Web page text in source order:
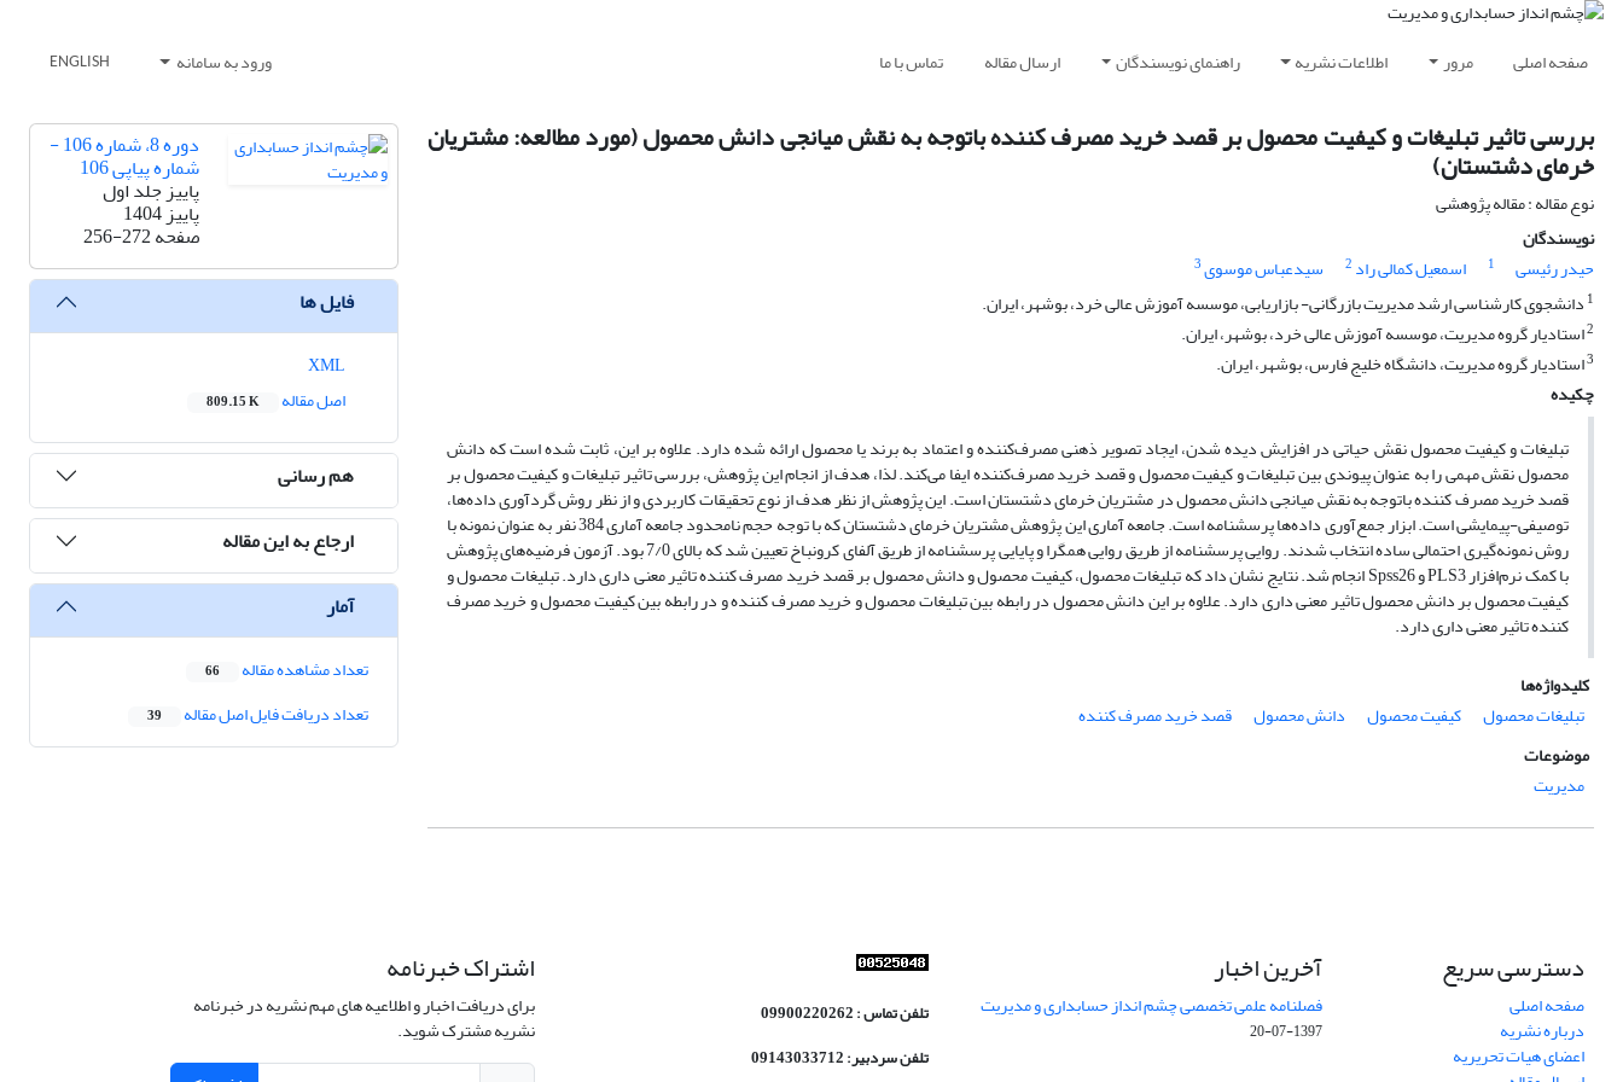
صفحه اصلی مرور اطلاعات نشریه راهنمای نویسندگان ارسال مقاله تماس با ما ورود به سامانه ENGLISH
بررسی تاثیر تبلیغات و کیفیت محصول بر قصد خرید مصرف کننده باتوجه به نقش میانجی دانش محصول (مورد مطالعه: مشتریان
خرمای دشتستان)
نوع مقاله : مقاله پژوهشی
نویسندگان
حیدر رئیسی
1 اسمعیل کمالی راد 2 سیدعباس موسوی3
1 دانشجوی کارشناسی ارشد مدیریت بازرگانی- بازاریابی، موسسه آموزش عالی خرد، بوشهر، ایران.
2استادیار گروه مدیریت، موسسه آموزش عالی خرد، بوشهر، ایران.
3استادیار گروه مدیریت، دانشگاه خلیج فارس، بوشهر، ایران.
چکیده
تبلیغات و کیفیت محصول نقش حیاتی در افزایش دیده شدن، ایجاد تصویر ذهنی مصرف‌کننده و اعتماد به برند یا محصول ارائه شده دارد. علاوه بر این، ثابت شده است که دانش
محصول نقش مهمی را به عنوان پیوندی بین تبلیغات و کیفیت محصول و قصد خرید مصرف‌کننده ایفا می‌کند. لذا، هدف از انجام این پژوهش، بررسی تاثیر تبلیغات و کیفیت محصول بر
قصد خرید مصرف کننده باتوجه به نقش میانجی دانش محصول در مشتریان خرمای دشتستان است. این پژوهش از نظر هدف از نوع تحقیقات کاربردی و از نظر روش گردآوری داده‌ها،
توصیفی-پیمایشی است. ابزار جمع‌آوری داده‌ها پرسشنامه است. جامعه آماری این پژوهش مشتریان خرمای دشتستان که با توجه حجم نامحدود جامعه آماری 384 نفر به عنوان نمونه با
روش نمونه‌گیری احتمالی ساده انتخاب شدند. روایی پرسشنامه از طریق روایی همگرا و پایایی پرسشنامه از طریق آلفای کرونباخ تعیین شد که بالای 7/0 بود. آزمون فرضیه‌های پژوهش
با کمک نرم‌افزار PLS3 و Spss26 انجام شد. نتایج نشان داد که تبلیغات محصول، کیفیت محصول و دانش محصول بر قصد خرید مصرف کننده تاثیر معنی داری دارد. تبلیغات محصول و
کیفیت محصول بر دانش محصول تاثیر معنی داری دارد. علاوه بر این دانش محصول در رابطه بین تبلیغات محصول و خرید مصرف کننده و در رابطه بین کیفیت محصول و خرید مصرف
کننده تاثیر معنی داری دارد.
کلیدواژه‌ها
تبلیغات محصول
کیفیت محصول دانش محصول
قصد خرید مصرف کننده
موضوعات
مدیریت
دوره 8، شماره 106 -
شماره پیاپی 106
پاییز جلد اول
پاییز 1404
صفحه256-272
فایل ها
اصل مقاله
809.15 K
هم رسانی
ارجاع به این مقاله
آمار
تعداد مشاهده مقاله 66
تعداد دریافت فایل اصل مقاله 39
دسترسی سریع
صفحه اصلی
درباره نشریه
اعضای هیات تحریریه
آخرین اخبار
فصلنامه علمی تخصصی چشم انداز حسابداری و مدیریت
1397-07-20
تلفن تماس : 09900220262
تلفن سردبیر: 09143033712
اشتراک خبرنامه
برای دریافت اخبار و اطلاعیه های مهم نشریه در خبرنامه
نشریه مشترک شوید.